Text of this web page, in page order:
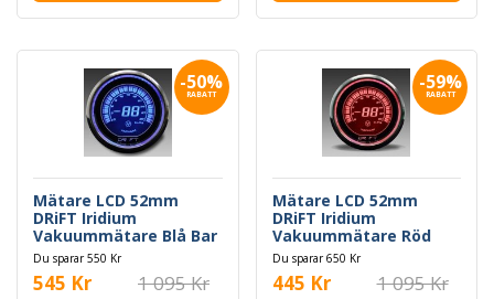
-50%
RABATT
Mätare LCD 52mm
DRiFT Iridium
Vakuummätare Blå Bar
Du sparar 550 Kr
545 Kr 1 095 Kr
-59%
RABATT
Mätare LCD 52mm
DRiFT Iridium
Vakuummätare Röd
Bar
Du sparar 650 Kr
445 Kr 1 095 Kr